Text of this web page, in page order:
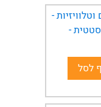
-
-
לסל